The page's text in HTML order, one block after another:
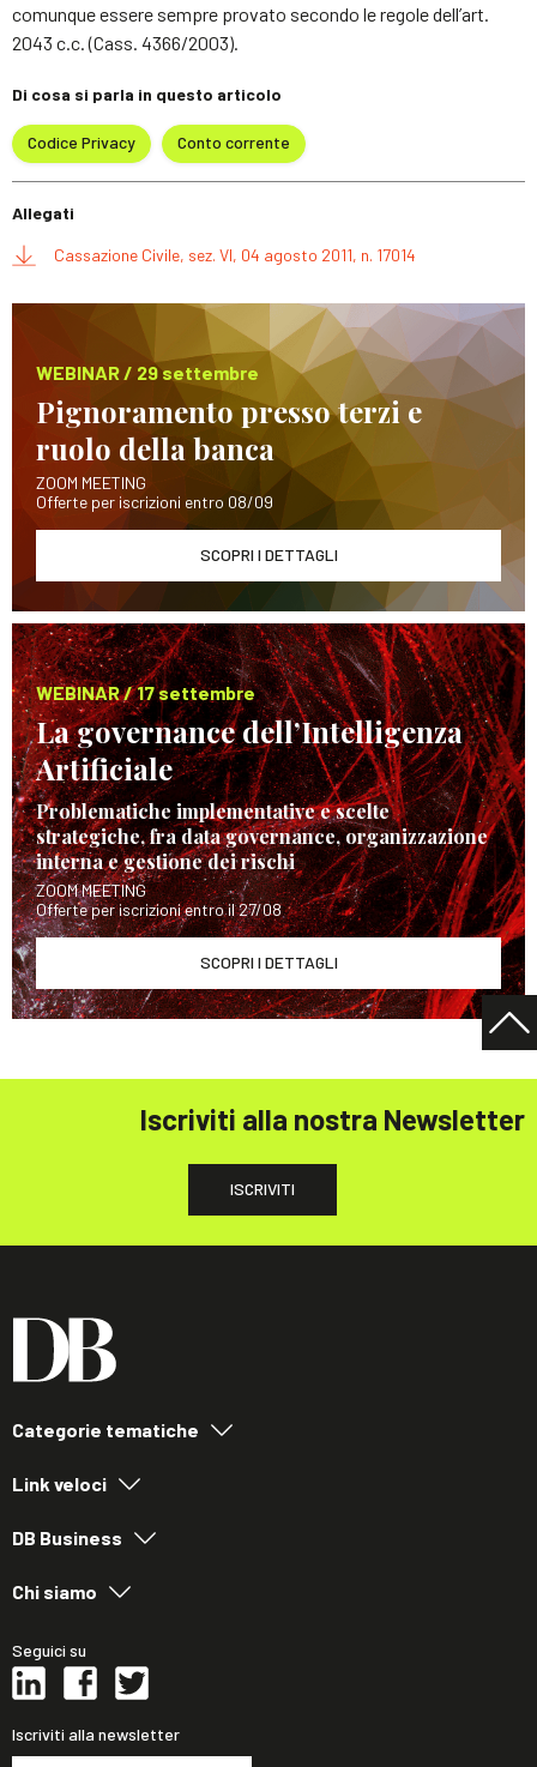
comunque essere sempre provato secondo le regole dell’art.
2043 c.c. (Cass. 4366/2003).
Di cosa si parla in questo articolo
Codice Privacy Conto corrente
Allegati
Cassazione Civile, sez. VI, 04 agosto 2011, n. 17014
WEBINAR / 29 settembre
Pignoramento presso terzi e
ruolo della banca
ZOOM MEETING
Offerte per iscrizioni entro 08/09
SCOPRI I DETTAGLI
WEBINAR / 17 settembre
La governance dell’Intelligenza
Artificiale
Problematiche implementative e scelte
strategiche, fra data governance, organizzazione
interna e gestione dei rischi
ZOOM MEETING
Offerte per iscrizioni entro il 27/08
SCOPRI I DETTAGLI
Iscriviti alla nostra Newsletter
ISCRIVITI
Categorie tematiche
Link veloci
DB Business
Chi siamo
Seguici su
Iscriviti alla newsletter